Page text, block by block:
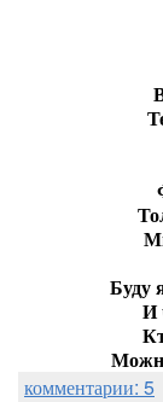
Буду
И
комментарии: 5